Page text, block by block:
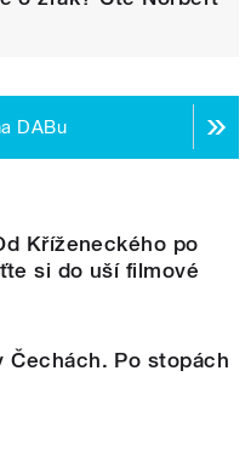
DABu
Kříženeckého po
si do uší filmové
Čechách. Po stopách